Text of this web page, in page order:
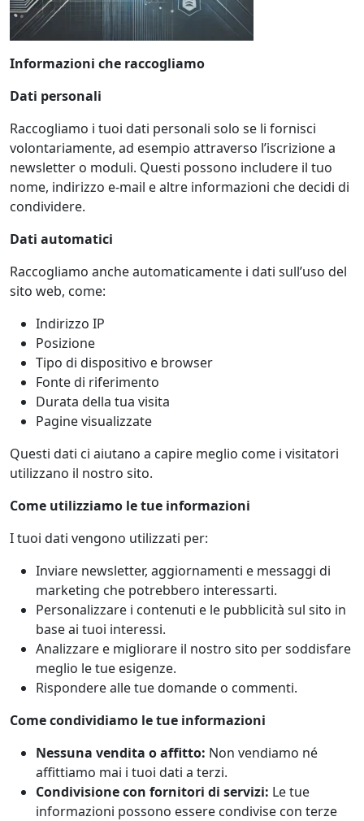
Informazioni che raccogliamo
Dati personali
Raccogliamo i tuoi dati personali solo se li fornisci
volontariamente, ad esempio attraverso l’iscrizione a
newsletter o moduli. Questi possono includere il tuo
nome, indirizzo e-mail e altre informazioni che decidi di
condividere.
Dati automatici
Raccogliamo anche automaticamente i dati sull’uso del
sito web, come:
Indirizzo IP
Posizione
Tipo di dispositivo e browser
Fonte di riferimento
Durata della tua visita
Pagine visualizzate
Questi dati ci aiutano a capire meglio come i visitatori
utilizzano il nostro sito.
Come utilizziamo le tue informazioni
I tuoi dati vengono utilizzati per:
Inviare newsletter, aggiornamenti e messaggi di
marketing che potrebbero interessarti.
Personalizzare i contenuti e le pubblicità sul sito in
base ai tuoi interessi.
Analizzare e migliorare il nostro sito per soddisfare
meglio le tue esigenze.
Rispondere alle tue domande o commenti.
Come condividiamo le tue informazioni
Nessuna vendita o affitto: Non vendiamo né
affittiamo mai i tuoi dati a terzi.
Condivisione con fornitori di servizi: Le tue
informazioni possono essere condivise con terze